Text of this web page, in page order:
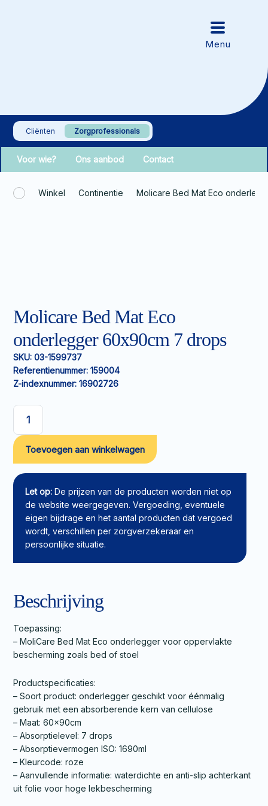
Cliënten Zorgprofessionals
Voor wie? Ons aanbod Contact
Winkel Continentie Molicare Bed Mat Eco
Molicare Bed Mat Eco
onderlegger 60x90cm 7 drops
SKU: 03-1599737
Referentienummer: 159004
Z-indexnummer: 16902726
Molicare
Bed
Eco
onderlegger
60x90cm
drops
aantal
Toevoegen aan winkelwagen
Let op: De prijzen van de producten worden niet op
de website weergegeven. Vergoeding, eventuele
eigen bijdrage en het aantal producten dat vergoed
wordt, verschillen per zorgverzekeraar en
persoonlijke situatie.
Beschrijving
Toepassing:
– MoliCare Bed Mat Eco onderlegger voor oppervlakte
bescherming zoals bed of stoel
Productspecificaties:
– Soort product: onderlegger geschikt voor éénmalig
gebruik met een absorberende kern van cellulose
– Maat: 60x90cm
– Absorptielevel: 7 drops
– Absorptievermogen ISO: 1690ml
– Kleurcode: roze
– Aanvullende informatie: waterdichte en anti-slip achterkant
uit folie voor hoge lekbescherming